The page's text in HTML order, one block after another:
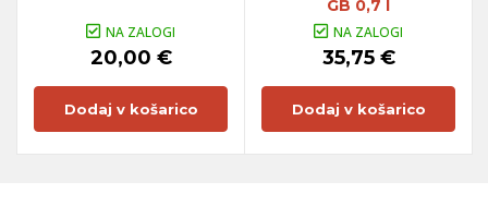
NA ZALOGI
20,00 €
Dodaj v košarico
GB 0,7 l
NA ZALOGI
35,75 €
Dodaj v košarico